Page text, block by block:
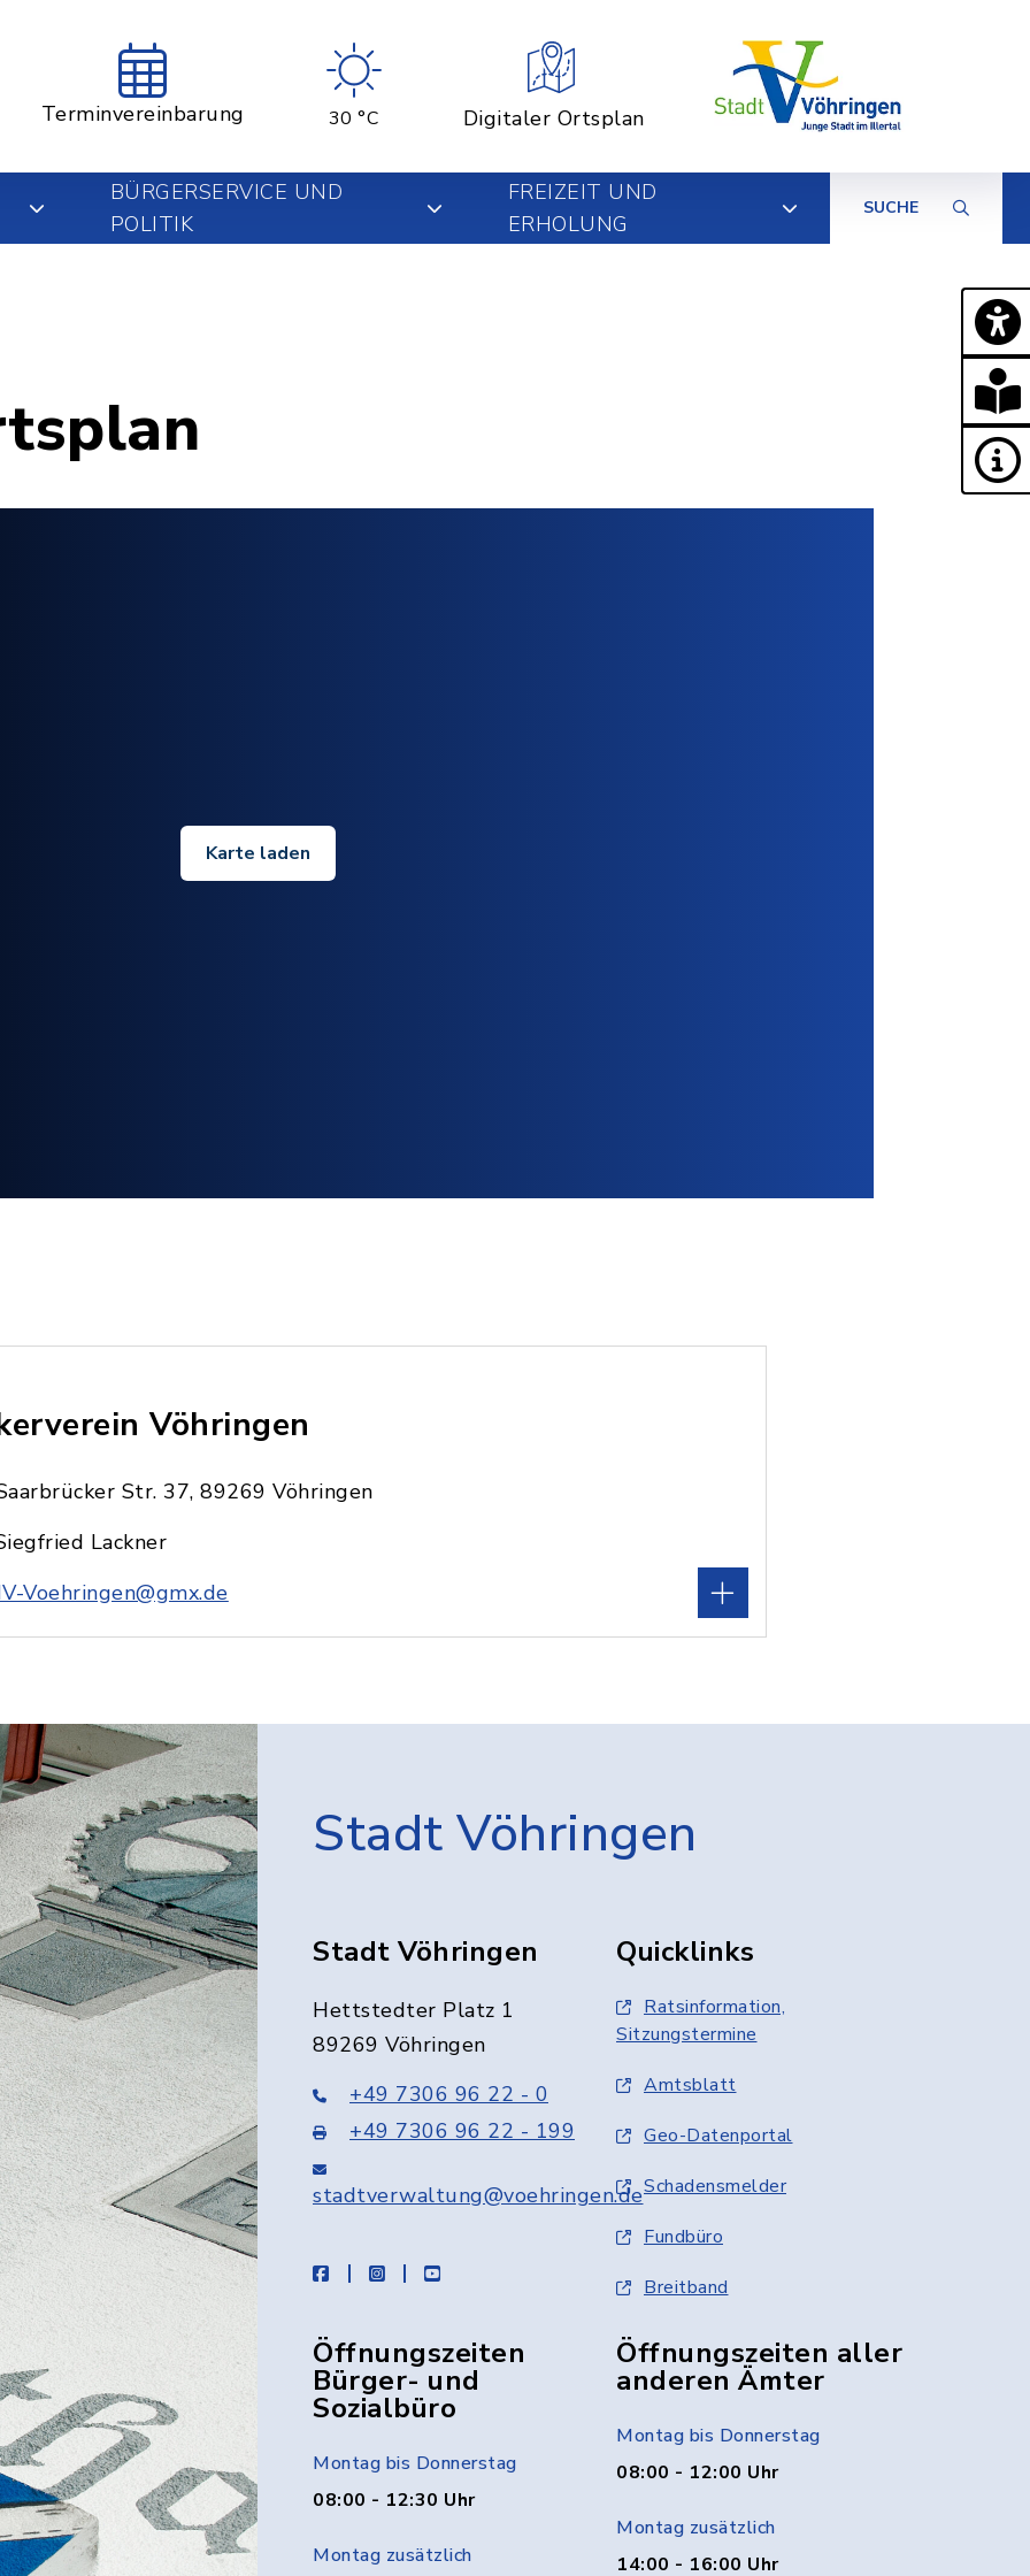
Terminvereinbarung 30 °C Digitaler Ortsplan
BÜRGERSERVICE UND
POLITIK
FREIZEIT UND
ERHOLUNG
SUCHE
Karte laden
Vöhringen
Str. 37, 89269 Vöhringen
Lackner
Voehringen@gmx.de
Stadt Vöhringen
Stadt Vöhringen
Hettstedter Platz 1
89269 Vöhringen
+49 7306 96 22 - 0
+49 7306 96 22 - 199
stadtverwaltung@voehringen.de
facebookinstagramyoutube
Quicklinks
Ratsinformation,
Sitzungstermine
Amtsblatt
Geo-Datenportal
Schadensmelder
Fundbüro
Breitband
Öffnungszeiten
Bürger- und
Sozialbüro
Montag bis Donnerstag
08:00 - 12:30 Uhr
Montag zusätzlich
Öffnungszeiten aller
anderen Ämter
Montag bis Donnerstag
08:00 - 12:00 Uhr
Montag zusätzlich
14:00 - 16:00 Uhr